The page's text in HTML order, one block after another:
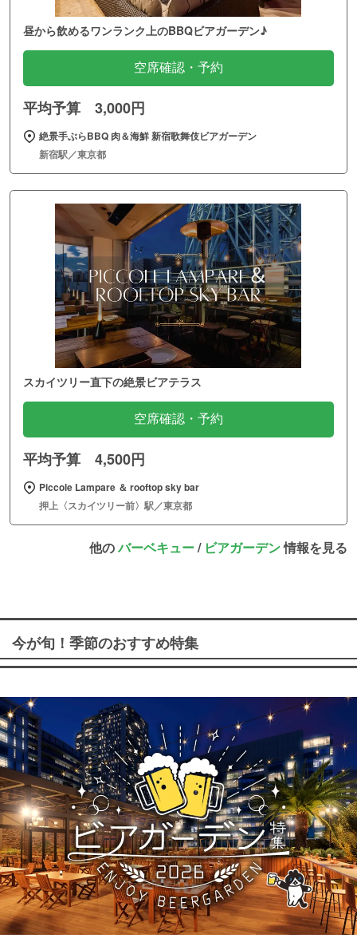
昼から飲めるワンランク上のBBQビアガーデン♪
空席確認・予約
平均予算 3,000円
絶景手ぶらBBQ 肉＆海鮮 新宿歌舞伎ビアガーデン
新宿駅／東京都
スカイツリー直下の絶景ビアテラス
空席確認・予約
平均予算 4,500円
Piccole Lampare ＆ rooftop sky bar
押上〈スカイツリー前〉駅／東京都
他のバーベキュー/ ビアガーデン情報を見る
今が旬！季節のおすすめ特集